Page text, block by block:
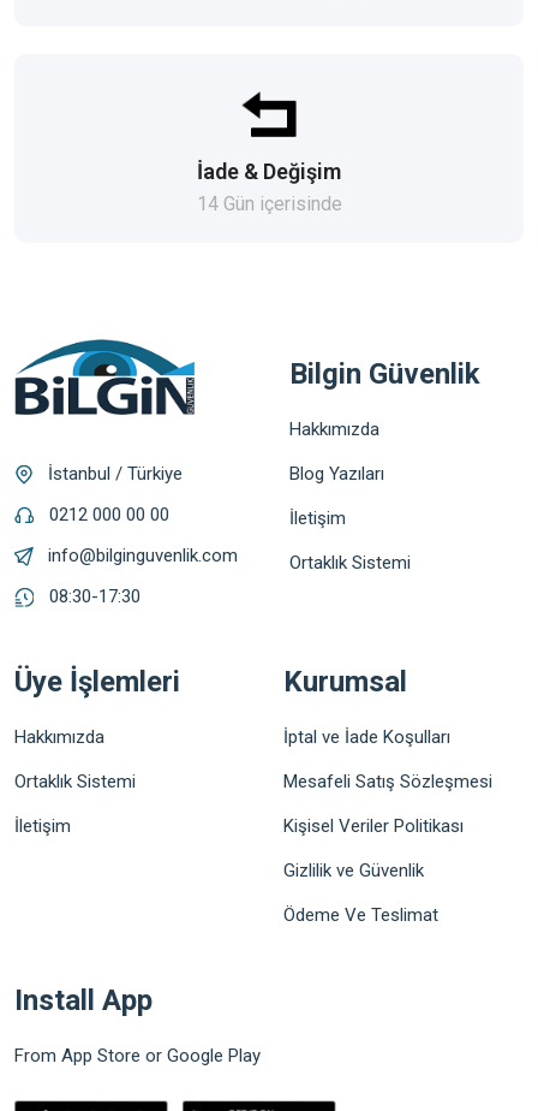
İade & Değişim
14 Gün içerisinde
İstanbul / Türkiye
0212 000 00 00
info@bilginguvenlik.com
08:30-17:30
Bilgin Güvenlik
Hakkımızda
Blog Yazıları
İletişim
Ortaklık Sistemi
Üye İşlemleri
Hakkımızda
Ortaklık Sistemi
İletişim
Kurumsal
İptal ve İade Koşulları
Mesafeli Satış Sözleşmesi
Kişisel Veriler Politikası
Gizlilik ve Güvenlik
Ödeme Ve Teslimat
Install App
From App Store or Google Play